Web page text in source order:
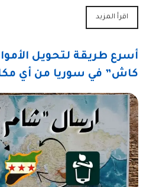
اقرأ المزيد
أسرع طريقة لتحويل
كاش” في سوريا من أي